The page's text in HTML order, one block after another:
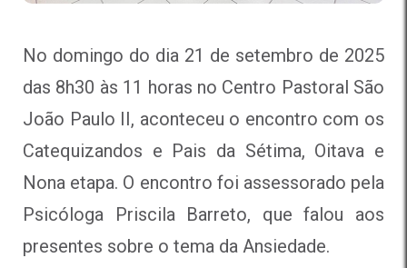
No domingo do dia 21 de setembro de 2025
das 8h30 às 11 horas no Centro Pastoral São
João Paulo II, aconteceu o encontro com os
Catequizandos e Pais da Sétima, Oitava e
Nona etapa. O encontro foi assessorado pela
Psicóloga Priscila Barreto, que falou aos
presentes sobre o tema da Ansiedade.